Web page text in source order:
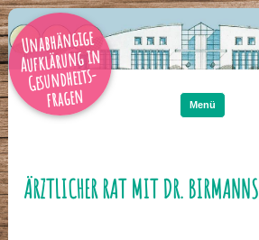
Unabhängige
Aufklärung in
Gesundheits-
fragen Menü
ÄRZTLICHER RAT MIT DR. BIRMANNS